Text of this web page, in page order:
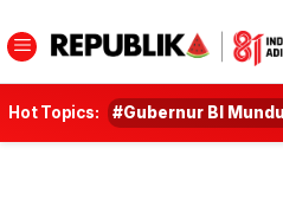
Hot Topics: #Gubernur BI